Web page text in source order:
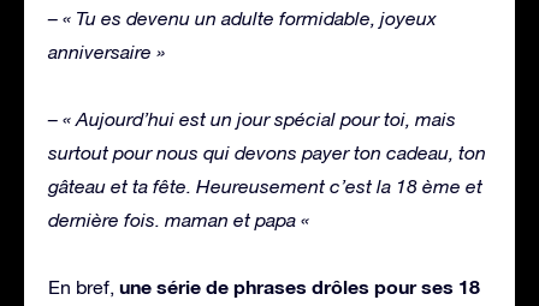
– « Tu es devenu un adulte formidable, joyeux
anniversaire »
– « Aujourd’hui est un jour spécial pour toi, mais
surtout pour nous qui devons payer ton cadeau, ton
gâteau et ta fête. Heureusement c’est la 18 ème et
dernière fois. maman et papa «
En bref, une série de phrases drôles pour ses 18